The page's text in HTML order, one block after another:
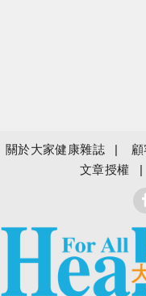
關於大家健康雜誌
文章授權